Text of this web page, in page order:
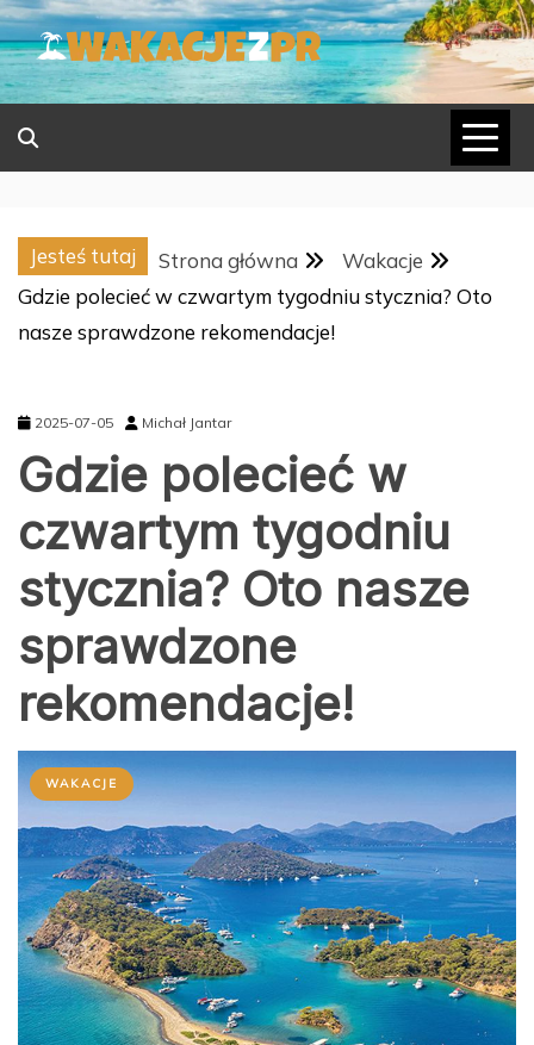
Skip
to
content
Jesteś tutaj Strona główna
Wakacje
Gdzie polecieć w czwartym tygodniu stycznia? Oto
nasze sprawdzone rekomendacje!
2025-07-05 Michał Jantar
Gdzie polecieć w
czwartym tygodniu
stycznia? Oto nasze
sprawdzone
rekomendacje!
WAKACJE